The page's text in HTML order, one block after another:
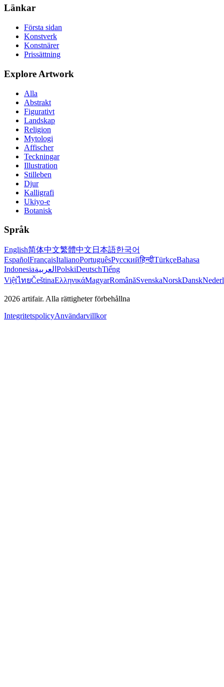
Länkar
Första sidan
Konstverk
Konstnärer
Prissättning
Explore Artwork
Alla
Abstrakt
Figurativt
Landskap
Religion
Mytologi
Affischer
Teckningar
Illustration
Stilleben
Djur
Kalligrafi
Ukiyo-e
Botanisk
Språk
English简体中文繁體中文 日本語한국어
EspañolFrançaisItalianoPortuguêsРусскийहिन्दीTürkçeBahasa
Indonesiaالعربية PolskiDeutschTiếng
ViệtไทยČeštinaΕλληνικάMagyarRomânăSvenskaNorskDansk
2026 artifair. Alla rättigheter förbehållna
IntegritetspolicyAnvändarvillkor